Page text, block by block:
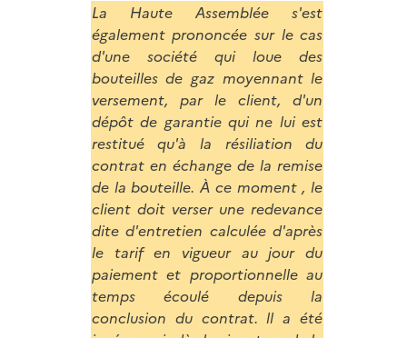
La Haute Assemblée s'est
également prononcée sur le cas
d'une société qui loue des
bouteilles de gaz moyennant le
versement, par le client, d'un
dépôt de garantie qui ne lui est
restitué qu'à la résiliation du
contrat en échange de la remise
de la bouteille. À ce moment , le
client doit verser une redevance
dite d'entretien calculée d'après
le tarif en vigueur au jour du
paiement et proportionnelle au
temps écoulé depuis la
conclusion du contrat. ll a été